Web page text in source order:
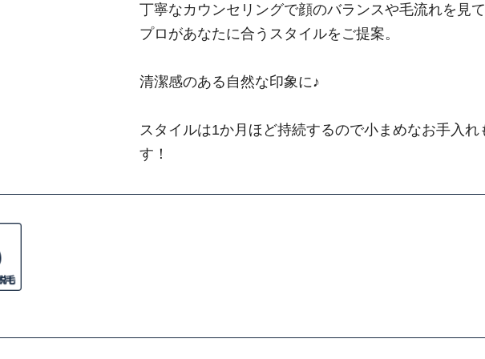
丁寧なカウンセリングで顔のバランスや毛流れを見
プロがあなたに合うスタイルをご提案。
清潔感のある自然な印象に♪
スタイルは1か月ほど持続するので小まめなお手入れ
す！